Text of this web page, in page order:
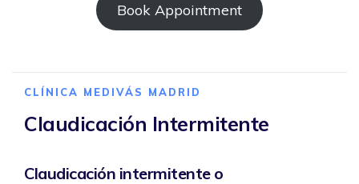
Book Appointment
CLÍNICA MEDIVÁS MADRID
Claudicación Intermitente
Claudicación intermitente o